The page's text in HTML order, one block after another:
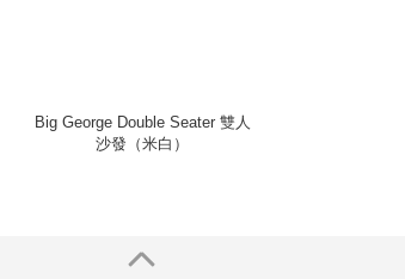
Big George Double Seater 雙人
沙發（米白）